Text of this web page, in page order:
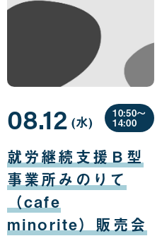
就労継続支援Ｂ型
事業所みのりて
（cafe
minorite）販売会
08.12
月
12
日
(水曜
日
)
10:50〜
14:00